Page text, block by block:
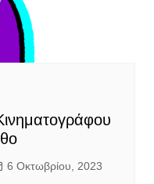
6 Οκτωβρίου, 2023